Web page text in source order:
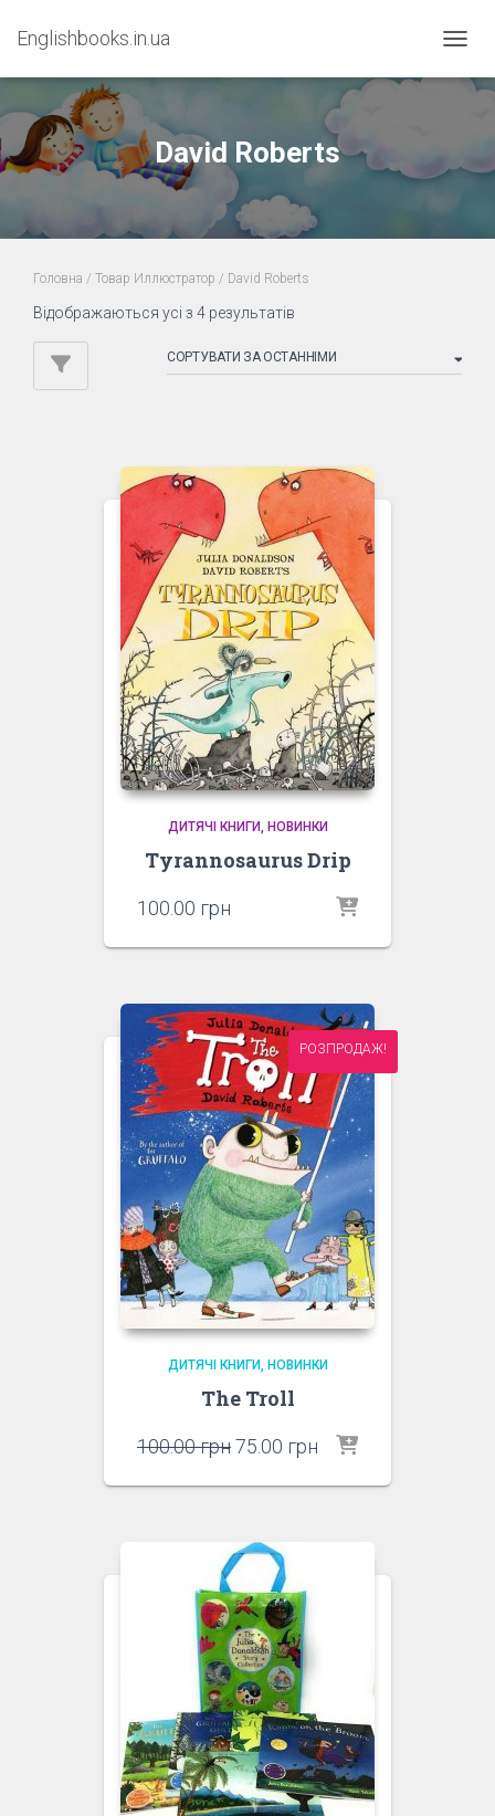
Englishbooks.in.ua
David Roberts
Головна / Товар Иллюстратор / David Roberts
Відображаються усі з 4 результатів
latest
ДИТЯЧІ КНИГИ НОВИНКИ
Tyrannosaurus Drip
100.00 грн
РОЗПРОДАЖ!
ДИТЯЧІ КНИГИ НОВИНКИ
The Troll
100.00грнОригінальна
100.00 грн.
75.00 грн Поточна
75.00 грн.